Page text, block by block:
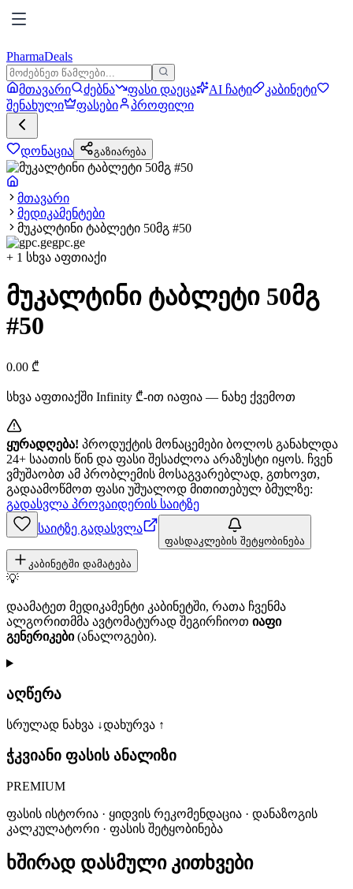
PharmaDeals
მთავარი ძებნა ფასი დაეცა AI ჩატი
კაბინეტი
შენახული
ფასები პროფილი
დონაცია გაზიარება
მთავარი
მედიკამენტები
მუკალტინი ტაბლეტი 50მგ #50
gpc.ge
+ 1 სხვა აფთიაქი
მუკალტინი ტაბლეტი 50მგ
#50
0.00 ₾
სხვა აფთიაქში Infinity ₾-ით იაფია — ნახე ქვემოთ
ყურადღება! პროდუქტის მონაცემები ბოლოს განახლდა
24+ საათის წინ და ფასი შესაძლოა არაზუსტი იყოს. ჩვენ
ვმუშაობთ ამ პრობლემის მოსაგვარებლად, გთხოვთ,
გადაამოწმოთ ფასი უშუალოდ მითითებულ ბმულზე:
გადასვლა პროვაიდერის საიტზე
საიტზე გადასვლა
ფასდაკლების შეტყობინება
კაბინეტში დამატება
💡
დაამატეთ მედიკამენტი კაბინეტში, რათა ჩვენმა
ალგორითმმა ავტომატურად შეგირჩიოთ იაფი
გენერიკები(ანალოგები).
აღწერა
სრულად ნახვა ↓დახურვა ↑
ჭკვიანი ფასის ანალიზი
PREMIUM
ფასის ისტორია · ყიდვის რეკომენდაცია · დანაზოგის
კალკულატორი · ფასის შეტყობინება
ხშირად დასმული კითხვები